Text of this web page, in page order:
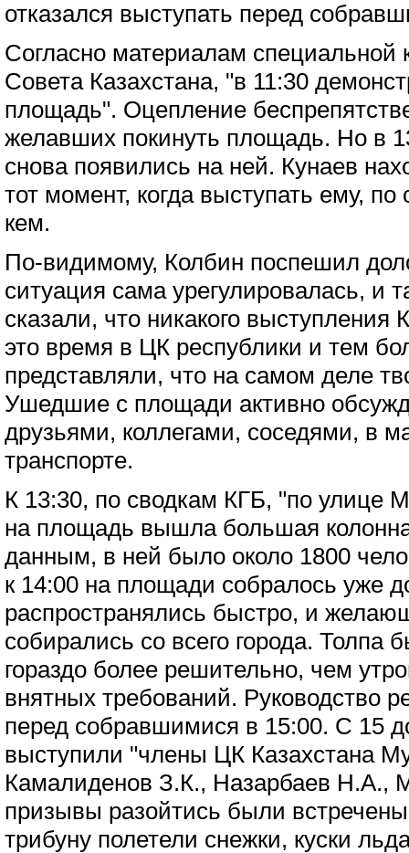
отказался выступать перед
Согласно материалам специальной
Совета Казахстана, "в 11:30
площадь". Оцепление
желавших покинуть площадь. Но в
снова появились на ней. Кунаев
тот момент, когда выступать ему,
кем.
По-видимому, Колбин поспешил
ситуация сама урегулировалась, и
сказали, что никакого выступления
это время в ЦК республики и тем
представляли, что на самом деле
Ушедшие с площади активно
друзьями, коллегами, соседями, в
транспорте.
К 13:30, по сводкам КГБ, "по улице
на площадь вышла большая
данным, в ней было около 1800
к 14:00 на площади собралось уже
распространялись быстро, и
собирались со всего города. Толпа
гораздо более решительно, чем
внятных требований. Руководство
перед собравшимися в 15:00. С 15
выступили "члены ЦК Казахстана
Камалиденов З.К., Назарбаев Н.А.,
призывы разойтись были
трибуну полетели снежки, куски